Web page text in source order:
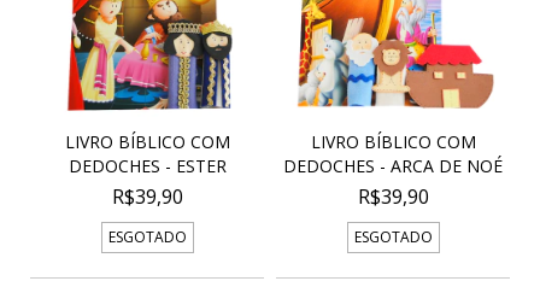
LIVRO BÍBLICO COM
DEDOCHES - ESTER
R$39,90
ESGOTADO
LIVRO BÍBLICO COM
DEDOCHES - ARCA DE NOÉ
R$39,90
ESGOTADO